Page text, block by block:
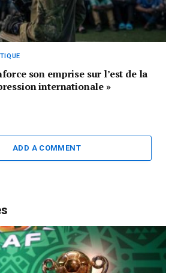
son emprise sur l’est de la
internationale »
ADD A COMMENT